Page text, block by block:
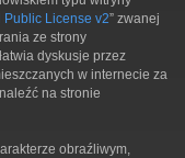
Public License v2” zwanej
ze strony
dyskusje przez
w internecie za
na stronie
obraźliwym,